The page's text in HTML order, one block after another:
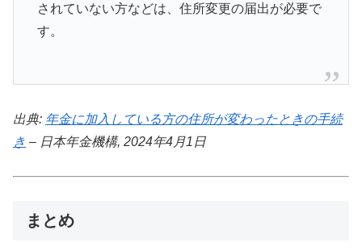
されていない方などは、住所変更の届出が必要で
す。
出典: 年金に加入している方の住所が変わったときの手続
き – 日本年金機構, 2024年4月1日
まとめ